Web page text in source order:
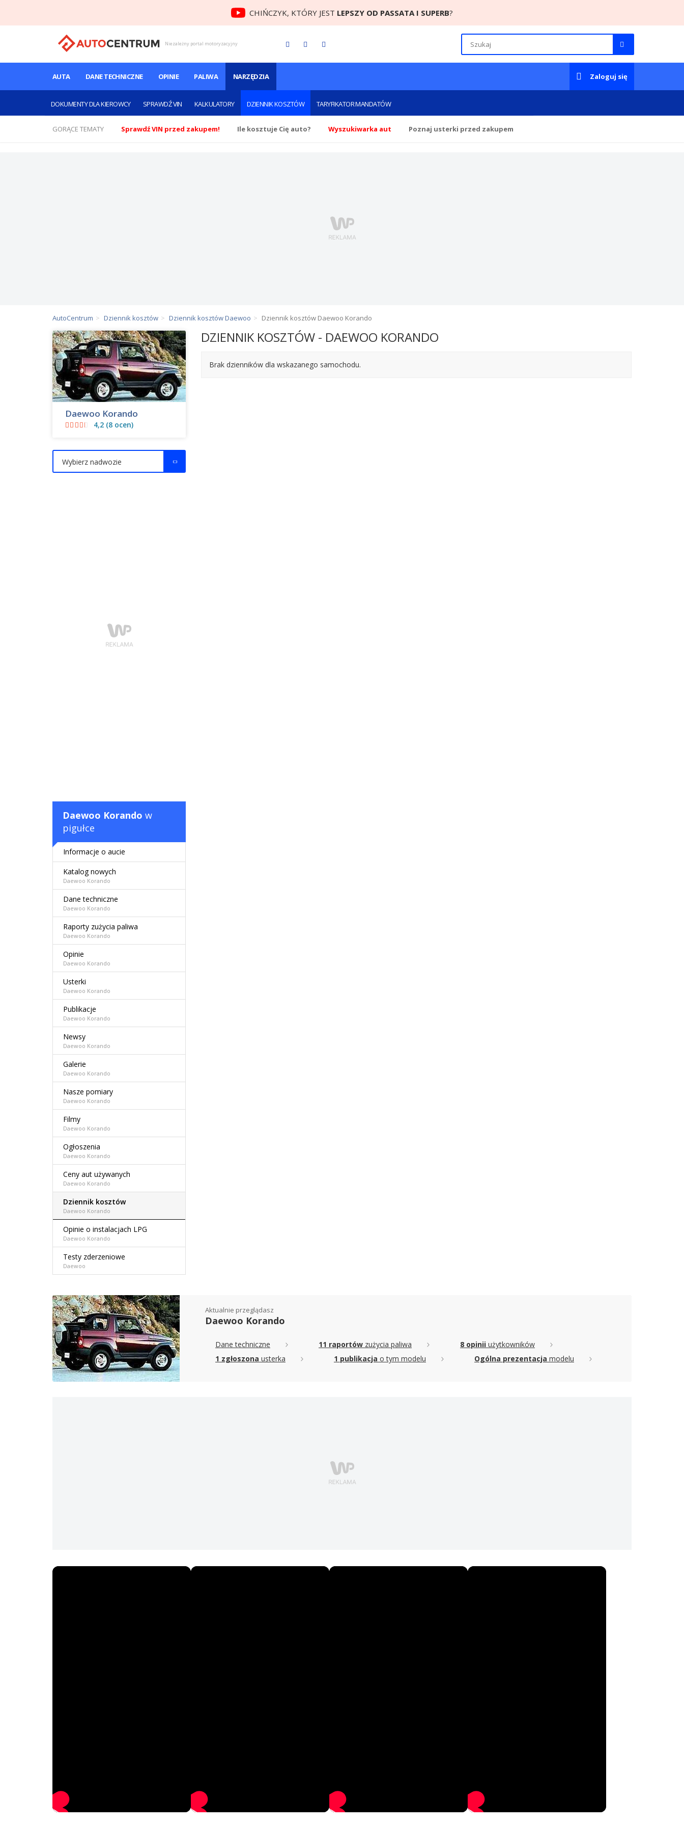
CHIŃCZYK, KTÓRY JEST LEPSZY OD PASSATA I SUPERB?
Niezależny portal motoryzacyjny
AUTA DANE TECHNICZNE OPINIE PALIWA NARZĘDZIA
DOKUMENTY DLA KIEROWCY SPRAWDŹ VIN KALKULATORY DZIENNIK KOSZTÓW TARYFIKATOR MANDATÓW
Zaloguj się
GORĄCE TEMATY Sprawdź VIN przed zakupem! Ile kosztuje Cię auto? Wyszukiwarka aut Poznaj usterki przed zakupem
AutoCentrum Dziennik kosztów Dziennik kosztów Daewoo Dziennik kosztów Daewoo Korando
DZIENNIK KOSZTÓW - DAEWOO KORANDO
Brak dzienników dla wskazanego samochodu.
Daewoo Korando
4,2 (8 ocen)
Wybierz nadwozie
Daewoo Korando w
pigułce
Informacje o aucie
Katalog nowych
Daewoo Korando
Dane techniczne
Daewoo Korando
Raporty zużycia paliwa
Daewoo Korando
Opinie
Daewoo Korando
Usterki
Daewoo Korando
Publikacje
Daewoo Korando
Newsy
Daewoo Korando
Galerie
Daewoo Korando
Nasze pomiary
Daewoo Korando
Filmy
Daewoo Korando
Ogłoszenia
Daewoo Korando
Ceny aut używanych
Daewoo Korando
Dziennik kosztów
Daewoo Korando
Opinie o instalacjach LPG
Daewoo Korando
Testy zderzeniowe
Daewoo
Aktualnie przeglądasz
Daewoo Korando
Dane techniczne 11 raportów zużycia paliwa 8 opinii użytkowników
1 zgłoszona usterka 1 publikacja o tym modelu Ogólna prezentacja modelu